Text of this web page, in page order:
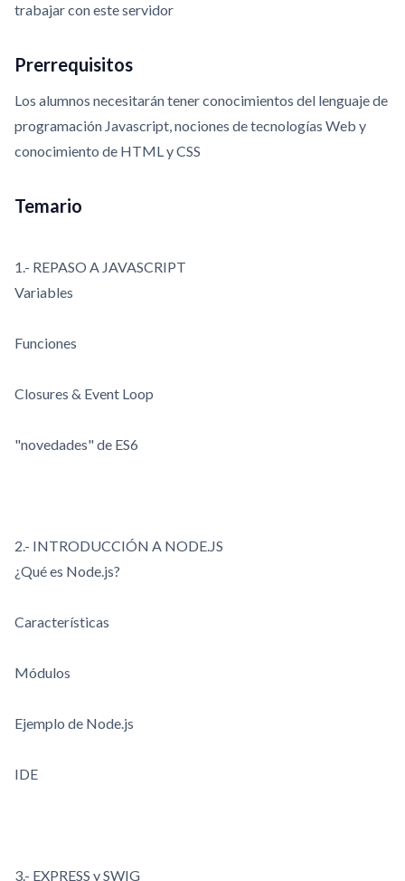
trabajar con este servidor
Prerrequisitos
Los alumnos necesitarán tener conocimientos del lenguaje de
programación Javascript, nociones de tecnologías Web y
conocimiento de HTML y CSS
Temario
1.- REPASO A JAVASCRIPT
Variables
Funciones
Closures & Event Loop
"novedades" de ES6
2.- INTRODUCCIÓN A NODE.JS
¿Qué es Node.js?
Características
Módulos
Ejemplo de Node.js
IDE
3.- EXPRESS y SWIG